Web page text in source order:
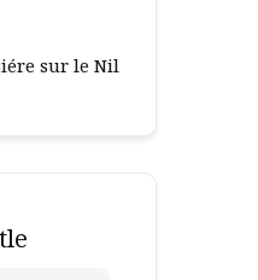
sur le Nil